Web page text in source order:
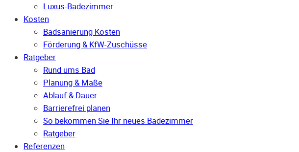
Luxus-Badezimmer
Kosten
Badsanierung Kosten
Förderung & KfW-Zuschüsse
Ratgeber
Rund ums Bad
Planung & Maße
Ablauf & Dauer
Barrierefrei planen
So bekommen Sie Ihr neues Badezimmer
Ratgeber
Referenzen